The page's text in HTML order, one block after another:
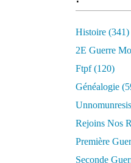
Histoire (341)
2E Guerre
Ftpf (120)
Généalogie
Rejoins Nos
Première
Seconde